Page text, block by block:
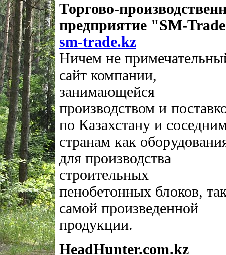
Торгово-
предприятие "SM-
sm-trade.kz
Ничем не
сайт компании,
занимающейся
производством и
по Казахстану и
странам как
для производства
строительных
пенобетонных блоков,
самой произведенной
продукции.
HeadHunter.com.kz